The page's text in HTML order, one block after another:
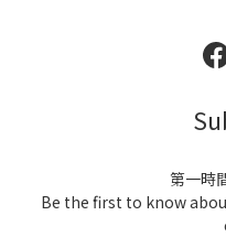
第一時
Be the first to know